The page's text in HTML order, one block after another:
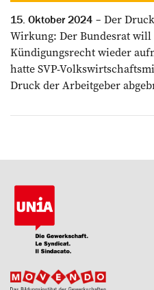
15. Oktober 2024
Der
Wirkung: Der Bundesrat
Kündigungsrecht wieder
hatte SVP-
Druck der Arbeitgeber